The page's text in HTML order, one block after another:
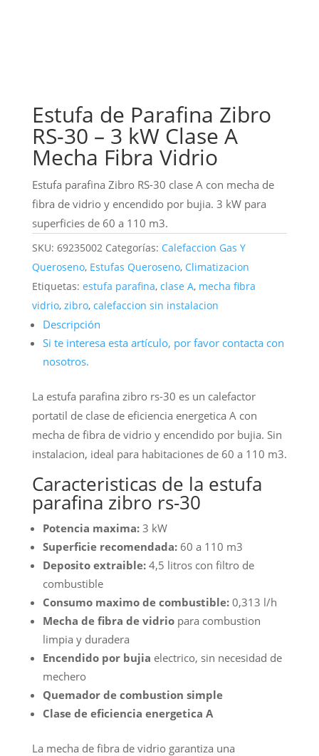
Estufa de Parafina Zibro
RS-30 – 3 kW Clase A
Mecha Fibra Vidrio
Estufa parafina Zibro RS-30 clase A con mecha de
fibra de vidrio y encendido por bujia. 3 kW para
superficies de 60 a 110 m3.
SKU: 69235002 Categorías: Calefaccion Gas Y
Queroseno, Estufas Queroseno, Climatizacion
Etiquetas: estufa parafina, clase A, mecha fibra
vidrio, zibro, calefaccion sin instalacion
Descripción
Si te interesa esta artículo, por favor contacta con
nosotros.
La estufa parafina zibro rs-30 es un calefactor
portatil de clase de eficiencia energetica A con
mecha de fibra de vidrio y encendido por bujia. Sin
instalacion, ideal para habitaciones de 60 a 110 m3.
Caracteristicas de la estufa
parafina zibro rs-30
Potencia maxima:3 kW
Superficie recomendada:60 a 110 m3
Deposito extraible:4,5 litros con filtro de
combustible
Consumo maximo de combustible:0,313 l/h
Mecha de fibra de vidriopara combustion
limpia y duradera
Encendido por bujia electrico, sin necesidad de
mechero
Quemador de combustion simple
Clase de eficiencia energetica A
La mecha de fibra de vidrio garantiza una